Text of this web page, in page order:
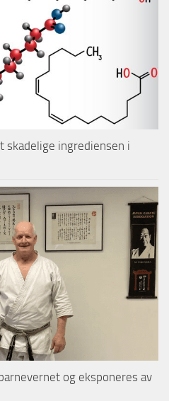
skadelige ingrediensen i
og eksponeres av